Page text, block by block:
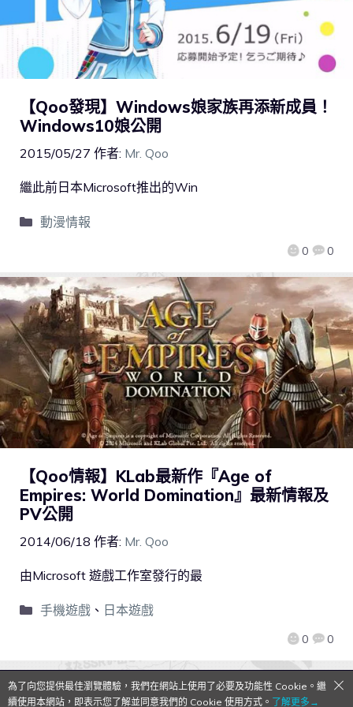
【Qoo發現】Windows娘家族再添新成員！
Windows10娘公開
2015/05/27 作者: Mr. Qoo
0 0
繼此前日本Microsoft推出的Win
動漫情報
【Qoo情報】KLab最新作『Age of
Empires: World Domination』最新情報及
PV公開
2014/06/18 作者: Mr. Qoo
0 0
由Microsoft 遊戲工作室發行的最
手機遊戲、 日本遊戲
QooApp Limited © 2026
為了向您提供最佳瀏覽體驗，我們在網站上使用了必要及功能性 Cookie。繼
續使用本網站，即表示您了解並同意我們的 Cookie 使用方式。 了解更多→